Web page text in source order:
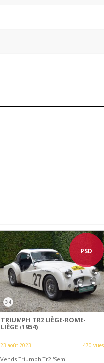
PSD
34
TRIUMPH TR2 LIÈGE-ROME-
LIÈGE (1954)
23 août 2023 470 vues
Vends Triumph Tr2 'Semi-